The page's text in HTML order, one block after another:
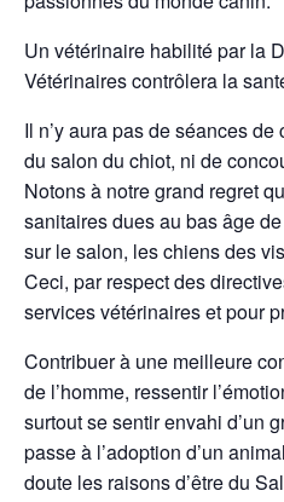
Un vétérinaire habilité par la
Vétérinaires contrôlera la
Il n’y aura pas de séances
du salon du chiot, ni de
Notons à notre grand regret
sanitaires dues au bas âge
sur le salon, les chiens des
Ceci, par respect des
services vétérinaires et pour
Contribuer à une meilleure
de l’homme, ressentir
surtout se sentir envahi d’un
passe à l’adoption d’un
doute les raisons d’être du